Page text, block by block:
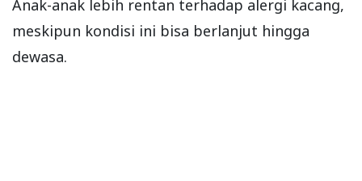
Anak-anak lebih rentan terhadap alergi kacang,
meskipun kondisi ini bisa berlanjut hingga
dewasa.